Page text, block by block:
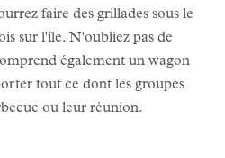
faire des grillades sous le
sur l'île. N'oubliez pas de
également un wagon
tout ce dont les groupes
ou leur réunion.